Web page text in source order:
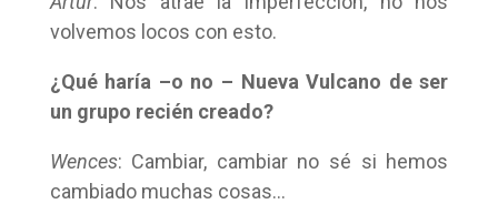
volvemos locos con esto.
¿Qué haría –o no – Nueva Vulcano de ser
un grupo recién creado?
Wences: Cambiar, cambiar no sé si hemos
cambiado muchas cosas…